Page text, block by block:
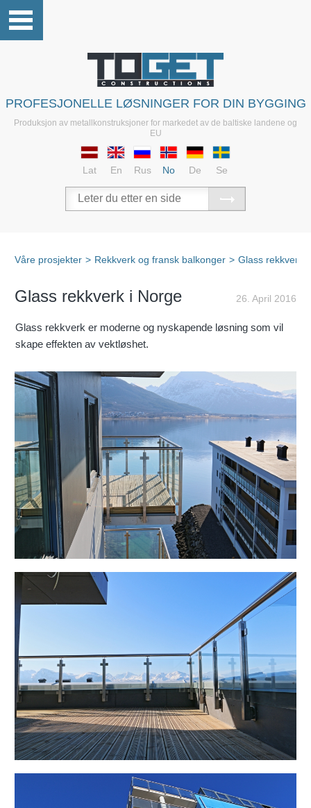
PROFESJONELLE LØSNINGER FOR DIN BYGGING
Produksjon av metallkonstruksjoner for markedet av de baltiske landene og
EU
Lat En Rus No De Se
Våre prosjekter > Rekkverk og fransk balkonger > Glass rekkverk
26. April 2016
Glass rekkverk i Norge
Glass rekkverk er moderne og nyskapende løsning som vil
skape effekten av vektløshet.